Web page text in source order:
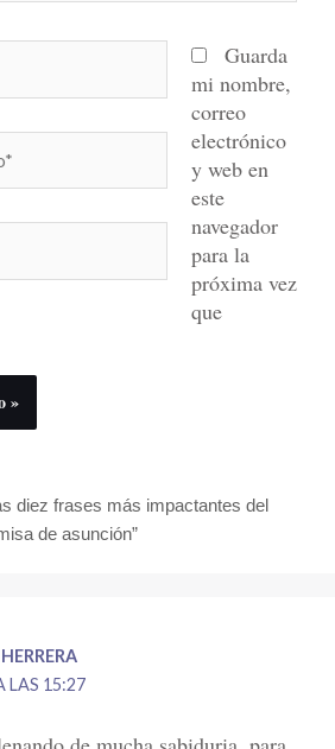
Guarda
mi nombre,
correo
electrónico
y web en
este
navegador
para la
próxima vez
que
diez frases más impactantes del
de asunción”
LAS 15:27